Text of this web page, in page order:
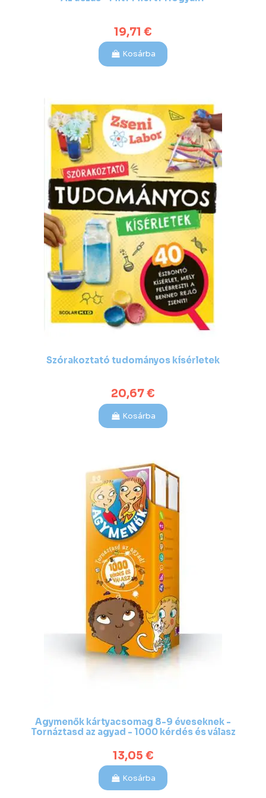
19,71 €
Kosárba
Szórakoztató tudományos kísérletek
20,67 €
Kosárba
Agymenők kártyacsomag 8-9 éveseknek -
Tornáztasd az agyad - 1000 kérdés és válasz
13,05 €
Kosárba